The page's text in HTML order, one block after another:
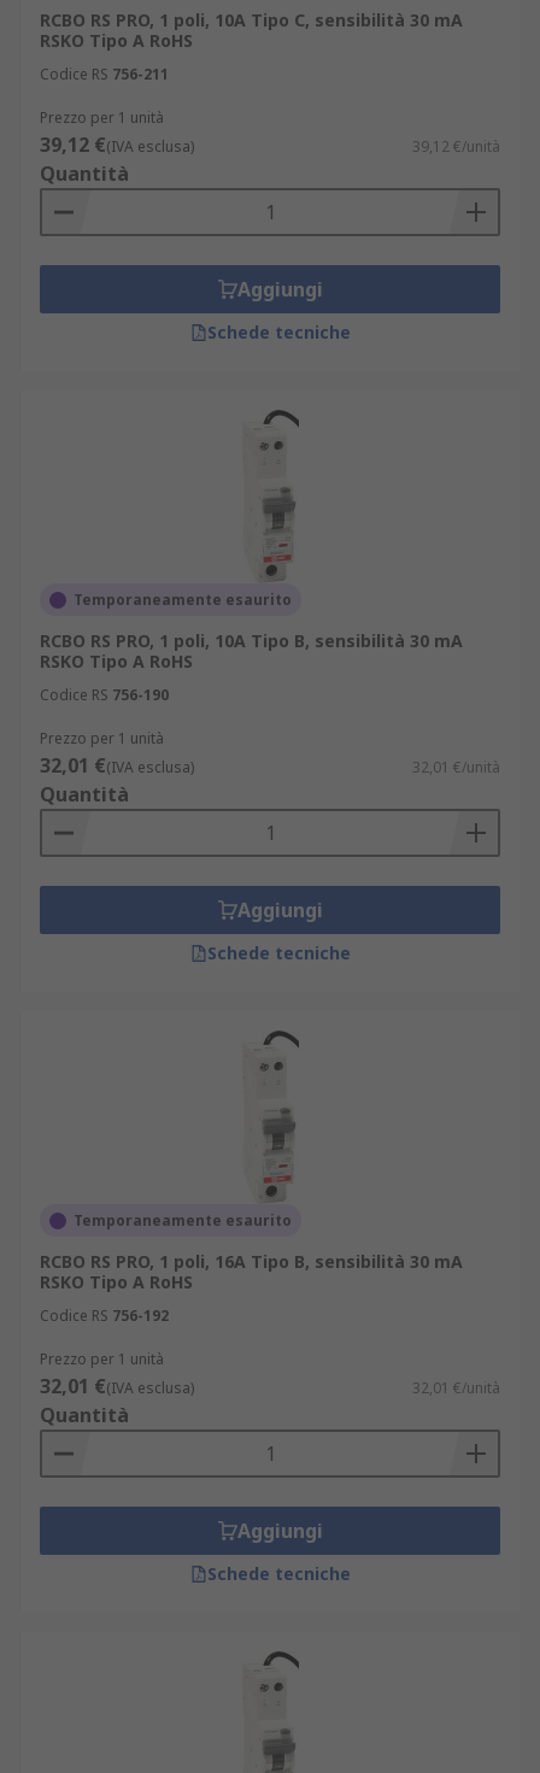
RCBO RS PRO, 1 poli, 10A Tipo C, sensibilità 30 mA
RSKO Tipo A RoHS
Codice RS 756-211
Prezzo per 1 unità
39,12 €(IVA esclusa) 39,12 €/unità
Quantità
Aggiungi
Schede tecniche
Temporaneamente esaurito
RCBO RS PRO, 1 poli, 10A Tipo B, sensibilità 30 mA
RSKO Tipo A RoHS
Codice RS 756-190
Prezzo per 1 unità
32,01 €(IVA esclusa) 32,01 €/unità
Quantità
Aggiungi
Schede tecniche
Temporaneamente esaurito
RCBO RS PRO, 1 poli, 16A Tipo B, sensibilità 30 mA
RSKO Tipo A RoHS
Codice RS 756-192
Prezzo per 1 unità
32,01 €(IVA esclusa) 32,01 €/unità
Quantità
Aggiungi
Schede tecniche